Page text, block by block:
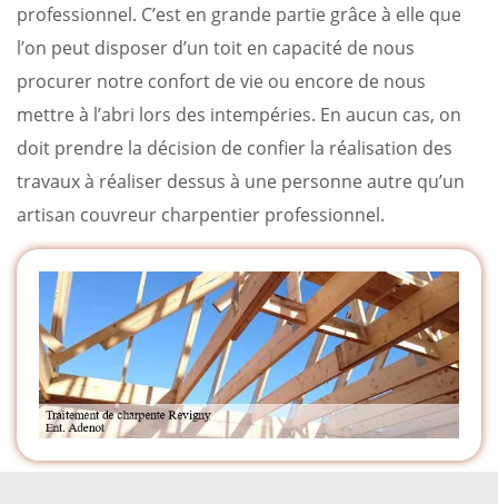
professionnel. C’est en grande partie grâce à elle que
l’on peut disposer d’un toit en capacité de nous
procurer notre confort de vie ou encore de nous
mettre à l’abri lors des intempéries. En aucun cas, on
doit prendre la décision de confier la réalisation des
travaux à réaliser dessus à une personne autre qu’un
artisan couvreur charpentier professionnel.